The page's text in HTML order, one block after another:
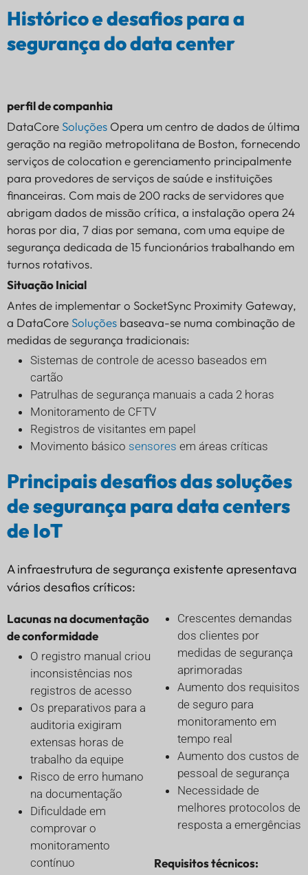
Histórico e desafios para a
segurança do data center
perfil de companhia
DataCoreSoluções Opera um centro de dados de última
geração na região metropolitana de Boston, fornecendo
serviços de colocation e gerenciamento principalmente
para provedores de serviços de saúde e instituições
financeiras. Com mais de 200 racks de servidores que
abrigam dados de missão crítica, a instalação opera 24
horas por dia, 7 dias por semana, com uma equipe de
segurança dedicada de 15 funcionários trabalhando em
turnos rotativos.
Situação Inicial
Antes de implementar o SocketSync Proximity Gateway,
a DataCoreSoluções baseava-se numa combinação de
medidas de segurança tradicionais:
Sistemas de controle de acesso baseados em
cartão
Patrulhas de segurança manuais a cada 2 horas
Monitoramento de CFTV
Registros de visitantes em papel
Movimento básico sensores em áreas críticas
Principais desafios das soluções
de segurança para data centers
de IoT
A infraestrutura de segurança existente apresentava
vários desafios críticos:
Lacunas na documentação
de conformidade
O registro manual criou
inconsistências nos
registros de acesso
Os preparativos para a
auditoria exigiram
extensas horas de
trabalho da equipe
Risco de erro humano
na documentação
Dificuldade em
comprovar o
monitoramento
contínuo
Crescentes demandas
dos clientes por
medidas de segurança
aprimoradas
Aumento dos requisitos
de seguro para
monitoramento em
tempo real
Aumento dos custos de
pessoal de segurança
Necessidade de
melhores protocolos de
resposta a emergências
Requisitos técnicos: